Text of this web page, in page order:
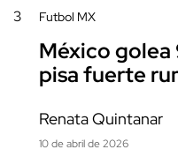
3 Futbol MX
México golea
pisa fuerte
Renata Quintanar
10 de abril de 2026